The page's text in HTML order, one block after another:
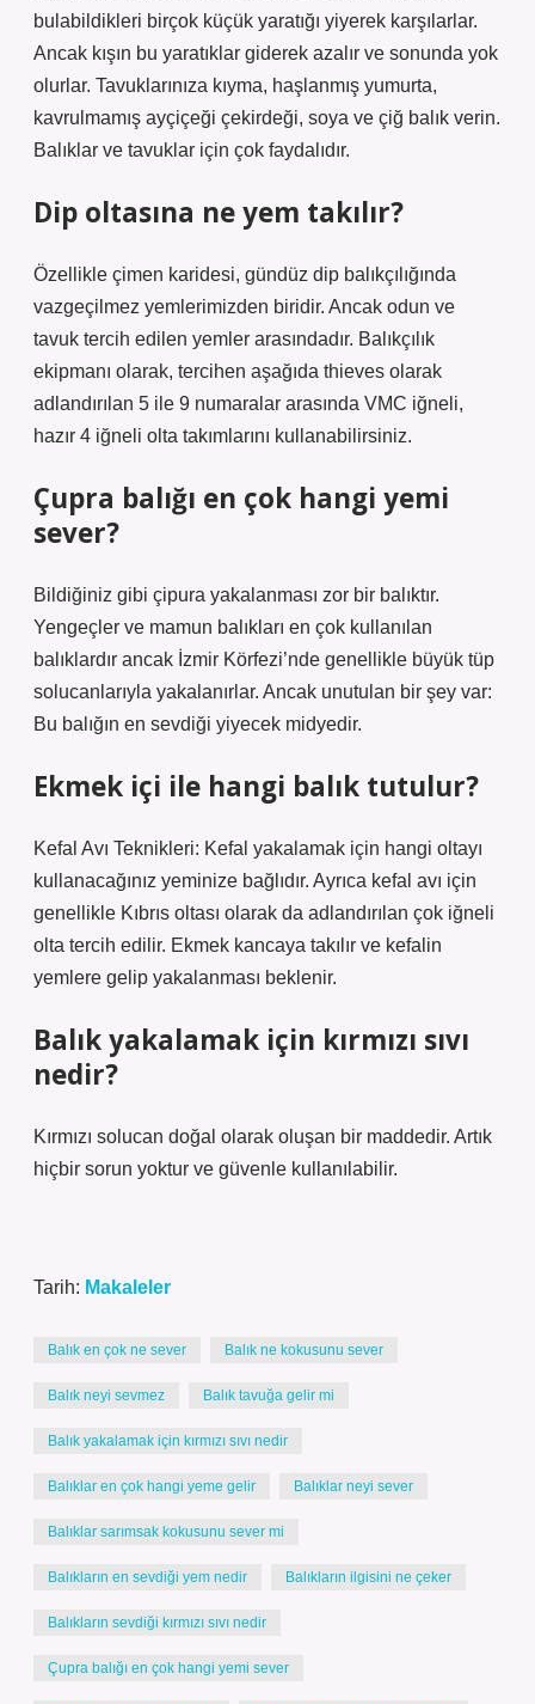
bulabildikleri birçok küçük yaratığı yiyerek karşılarlar.
Ancak kışın bu yaratıklar giderek azalır ve sonunda yok
olurlar. Tavuklarınıza kıyma, haşlanmış yumurta,
kavrulmamış ayçiçeği çekirdeği, soya ve çiğ balık verin.
Balıklar ve tavuklar için çok faydalıdır.
Dip oltasına ne yem takılır?
Özellikle çimen karidesi, gündüz dip balıkçılığında
vazgeçilmez yemlerimizden biridir. Ancak odun ve
tavuk tercih edilen yemler arasındadır. Balıkçılık
ekipmanı olarak, tercihen aşağıda thieves olarak
adlandırılan 5 ile 9 numaralar arasında VMC iğneli,
hazır 4 iğneli olta takımlarını kullanabilirsiniz.
Çupra balığı en çok hangi yemi
sever?
Bildiğiniz gibi çipura yakalanması zor bir balıktır.
Yengeçler ve mamun balıkları en çok kullanılan
balıklardır ancak İzmir Körfezi’nde genellikle büyük tüp
solucanlarıyla yakalanırlar. Ancak unutulan bir şey var:
Bu balığın en sevdiği yiyecek midyedir.
Ekmek içi ile hangi balık tutulur?
Kefal Avı Teknikleri: Kefal yakalamak için hangi oltayı
kullanacağınız yeminize bağlıdır. Ayrıca kefal avı için
genellikle Kıbrıs oltası olarak da adlandırılan çok iğneli
olta tercih edilir. Ekmek kancaya takılır ve kefalin
yemlere gelip yakalanması beklenir.
Balık yakalamak için kırmızı sıvı
nedir?
Kırmızı solucan doğal olarak oluşan bir maddedir. Artık
hiçbir sorun yoktur ve güvenle kullanılabilir.
Tarih: Makaleler
Balık en çok ne sever Balık ne kokusunu sever
Balık neyi sevmez Balık tavuğa gelir mi
Balık yakalamak için kırmızı sıvı nedir
Balıklar en çok hangi yeme gelir Balıklar neyi sever
Balıklar sarımsak kokusunu sever mi
Balıkların en sevdiği yem nedir Balıkların ilgisini ne çeker
Balıkların sevdiği kırmızı sıvı nedir
Çupra balığı en çok hangi yemi sever